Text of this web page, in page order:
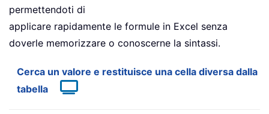
permettendoti di
applicare rapidamente le formule in Excel senza
doverle memorizzare o conoscerne la sintassi.
Cerca un valore e restituisce una cella diversa dalla
tabella